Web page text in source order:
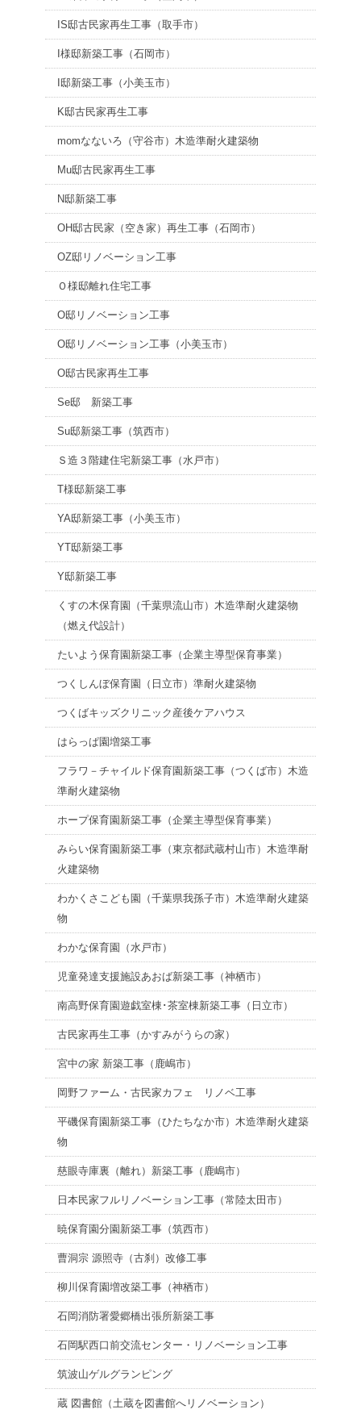
IS邸古民家再生工事（取手市）
I様邸新築工事（石岡市）
I邸新築工事（小美玉市）
K邸古民家再生工事
momなないろ（守谷市）木造準耐火建築物
Mu邸古民家再生工事
N邸新築工事
OH邸古民家（空き家）再生工事（石岡市）
OZ邸リノベーション工事
Ｏ様邸離れ住宅工事
O邸リノベーション工事
O邸リノベーション工事（小美玉市）
O邸古民家再生工事
Se邸 新築工事
Su邸新築工事（筑西市）
Ｓ造３階建住宅新築工事（水戸市）
T様邸新築工事
YA邸新築工事（小美玉市）
YT邸新築工事
Y邸新築工事
くすの木保育園（千葉県流山市）木造準耐火建築物
（燃え代設計）
たいよう保育園新築工事（企業主導型保育事業）
つくしんぼ保育園（日立市）準耐火建築物
つくばキッズクリニック産後ケアハウス
はらっぱ園増築工事
フラワ－チャイルド保育園新築工事（つくば市）木造
準耐火建築物
ホープ保育園新築工事（企業主導型保育事業）
みらい保育園新築工事（東京都武蔵村山市）木造準耐
火建築物
わかくさこども園（千葉県我孫子市）木造準耐火建築
物
わかな保育園（水戸市）
児童発達支援施設あおば新築工事（神栖市）
南高野保育園遊戯室棟･茶室棟新築工事（日立市）
古民家再生工事（かすみがうらの家）
宮中の家 新築工事（鹿嶋市）
岡野ファーム・古民家カフェ リノベ工事
平磯保育園新築工事（ひたちなか市）木造準耐火建築
物
慈眼寺庫裏（離れ）新築工事（鹿嶋市）
日本民家フルリノベーション工事（常陸太田市）
暁保育園分園新築工事（筑西市）
曹洞宗 源照寺（古刹）改修工事
柳川保育園増改築工事（神栖市）
石岡消防署愛郷橋出張所新築工事
石岡駅西口前交流センター・リノベーション工事
筑波山ゲルグランピング
蔵 図書館（土蔵を図書館へリノベーション）